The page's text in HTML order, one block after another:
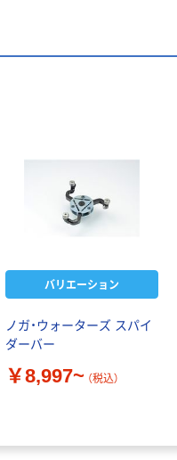
バリエーション
ノガ・ウォーターズ スパイ
ダーバー
￥8,997~ （税込）